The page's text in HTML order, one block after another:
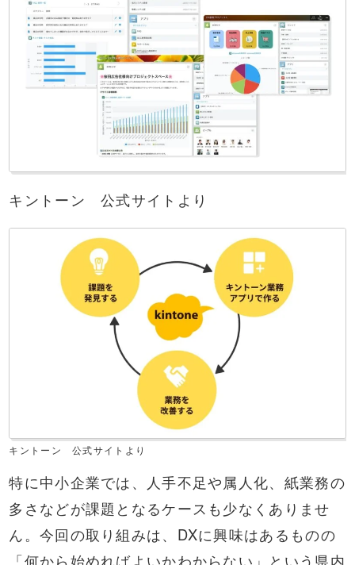
キントーン 公式サイトより
キントーン 公式サイトより
特に中小企業では、人手不足や属人化、紙業務の
多さなどが課題となるケースも少なくありませ
ん。今回の取り組みは、DXに興味はあるものの
「何から始めればよいかわからない」という県内